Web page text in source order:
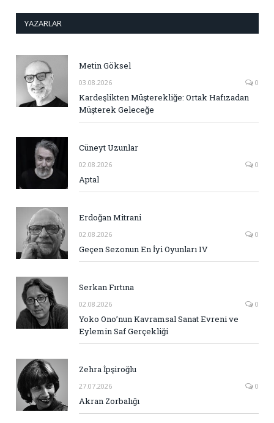
YAZARLAR
Metin Göksel
03.08.2026 0
Kardeşlikten Müşterekliğe: Ortak Hafızadan
Müşterek Geleceğe
Cüneyt Uzunlar
02.08.2026 0
Aptal
Erdoğan Mitrani
02.08.2026 0
Geçen Sezonun En İyi Oyunları IV
Serkan Fırtına
02.08.2026 0
Yoko Ono’nun Kavramsal Sanat Evreni ve
Eylemin Saf Gerçekliği
Zehra İpşiroğlu
27.07.2026 0
Akran Zorbalığı